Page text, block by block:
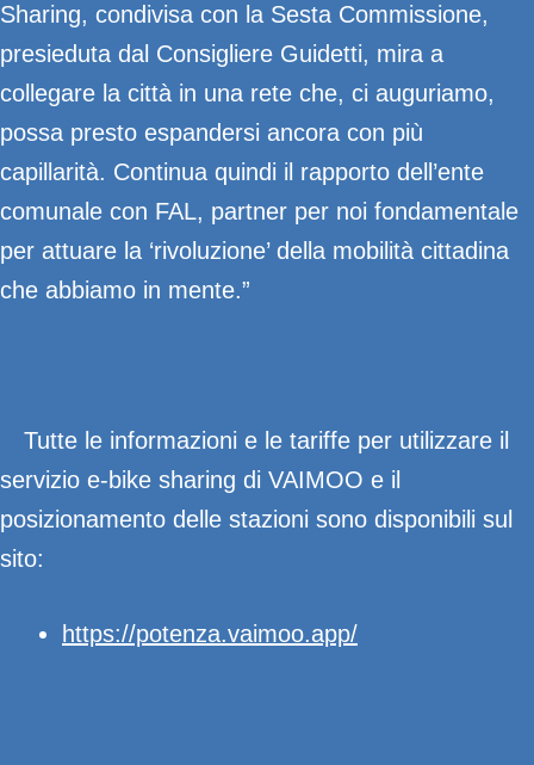
Sharing, condivisa con la Sesta Commissione,
presieduta dal Consigliere Guidetti, mira a
collegare la città in una rete che, ci auguriamo,
possa presto espandersi ancora con più
capillarità. Continua quindi il rapporto dell’ente
comunale con FAL, partner per noi fondamentale
per attuare la ‘rivoluzione’ della mobilità cittadina
che abbiamo in mente.”
Tutte le informazioni e le tariffe per utilizzare il
servizio e-bike sharing di VAIMOO e il
posizionamento delle stazioni sono disponibili sul
sito:
https://potenza.vaimoo.app/